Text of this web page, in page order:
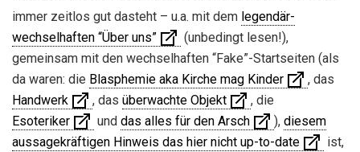
immer zeitlos gut dasteht – u.a. mit dem legendär-
wechselhaften “Über uns”
(unbedingt lesen!),
gemeinsam mit den wechselhaften “Fake”-Startseiten (als
da waren: die Blasphemie aka Kirche mag Kinder
, das
Handwerk
, das überwachte Objekt
, die
Esoteriker
und das alles für den Arsch ), diesem
aussagekräftigen Hinweis das hier nicht up-to-date
ist,